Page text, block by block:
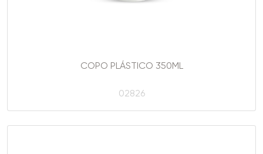
COPO PLÁSTICO 350ML
02826